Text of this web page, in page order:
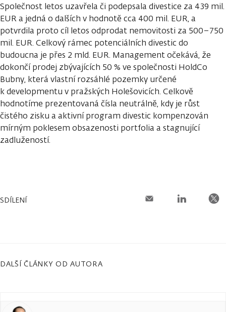
Společnost letos uzavřela či podepsala divestice za 439 mil.
EUR a jedná o dalších v hodnotě cca 400 mil. EUR, a
potvrdila proto cíl letos odprodat nemovitosti za 500–750
mil. EUR. Celkový rámec potenciálních divestic do
budoucna je přes 2 mld. EUR. Management očekává, že
dokončí prodej zbývajících 50 % ve společnosti HoldCo
Bubny, která vlastní rozsáhlé pozemky určené
k developmentu v pražských Holešovicích. Celkově
hodnotíme prezentovaná čísla neutrálně, kdy je růst
čistého zisku a aktivní program divestic kompenzován
mírným poklesem obsazenosti portfolia a stagnující
zadlužeností.
SDÍLENÍ
DALŠÍ ČLÁNKY OD AUTORA